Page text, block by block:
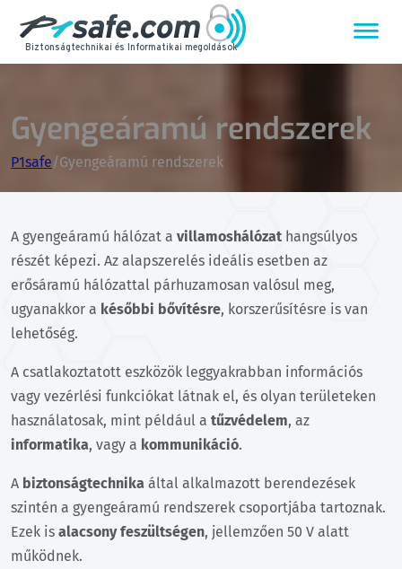
Biztonságtechnikai és Informatikai megoldások
Gyengeáramú rendszerek
P1safe/Gyengeáramú rendszerek
A gyengeáramú hálózat a villamoshálózat hangsúlyos
részét képezi. Az alapszerelés ideális esetben az
erősáramú hálózattal párhuzamosan valósul meg,
ugyanakkor a későbbi bővítésre, korszerűsítésre is van
lehetőség.
A csatlakoztatott eszközök leggyakrabban információs
vagy vezérlési funkciókat látnak el, és olyan területeken
használatosak, mint például a tűzvédelem, az
informatika, vagy a kommunikáció.
A biztonságtechnika által alkalmazott berendezések
szintén a gyengeáramú rendszerek csoportjába tartoznak.
Ezek is alacsony feszültségen, jellemzően 50 V alatt
működnek.